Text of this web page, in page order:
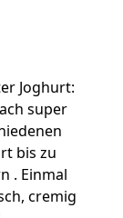
Joghurt:
super
bis zu
. Einmal
cremig